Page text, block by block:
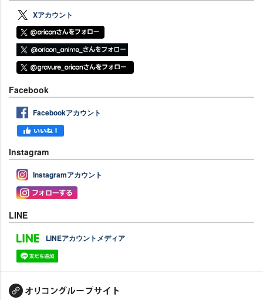
Xアカウント
Facebook
Facebookアカウント
Instagram
Instagramアカウント
LINE
LINEアカウントメディア